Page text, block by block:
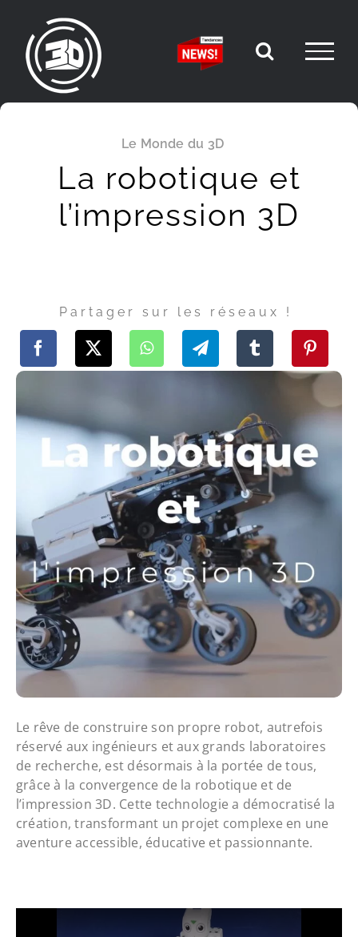
contenu
Le Monde du 3D
La robotique et
l’impression 3D
Partager sur les réseaux !
Le rêve de construire son propre robot, autrefois
réservé aux ingénieurs et aux grands laboratoires
de recherche, est désormais à la portée de tous,
grâce à la convergence de la robotique et de
l’impression 3D. Cette technologie a démocratisé la
création, transformant un projet complexe en une
aventure accessible, éducative et passionnante.